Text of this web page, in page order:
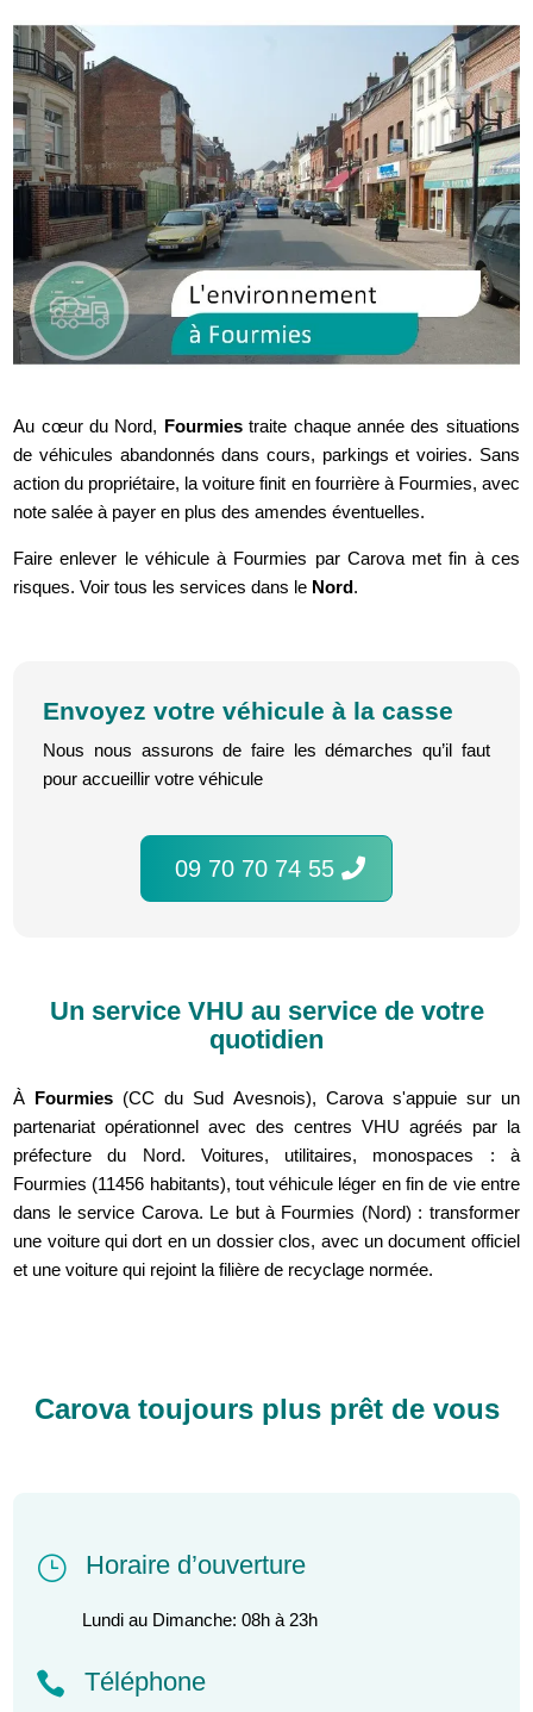
Au cœur du Nord, Fourmiestraite chaque année des situations
de véhicules abandonnés dans cours, parkings et voiries. Sans
action du propriétaire, la voiture finit en fourrière à Fourmies, avec
note salée à payer en plus des amendes éventuelles.
Faire enlever le véhicule à Fourmies par Carova met fin à ces
risques. Voir tous les services dans le Nord.
Envoyez votre véhicule à la casse
Nous nous assurons de faire les démarches qu’il faut
pour accueillir votre véhicule
09 70 70 74 55
Un service VHU au service de votre
quotidien
À Fourmies (CC du Sud Avesnois), Carova s'appuie sur un
partenariat opérationnel avec des centres VHU agréés par la
préfecture du Nord. Voitures, utilitaires, monospaces : à
Fourmies (11456 habitants), tout véhicule léger en fin de vie entre
dans le service Carova. Le but à Fourmies (Nord) : transformer
une voiture qui dort en un dossier clos, avec un document officiel
et une voiture qui rejoint la filière de recyclage normée.
Carova toujours plus prêt de vous
} Horaire d’ouverture
Lundi au Dimanche: 08h à 23h
 Téléphone